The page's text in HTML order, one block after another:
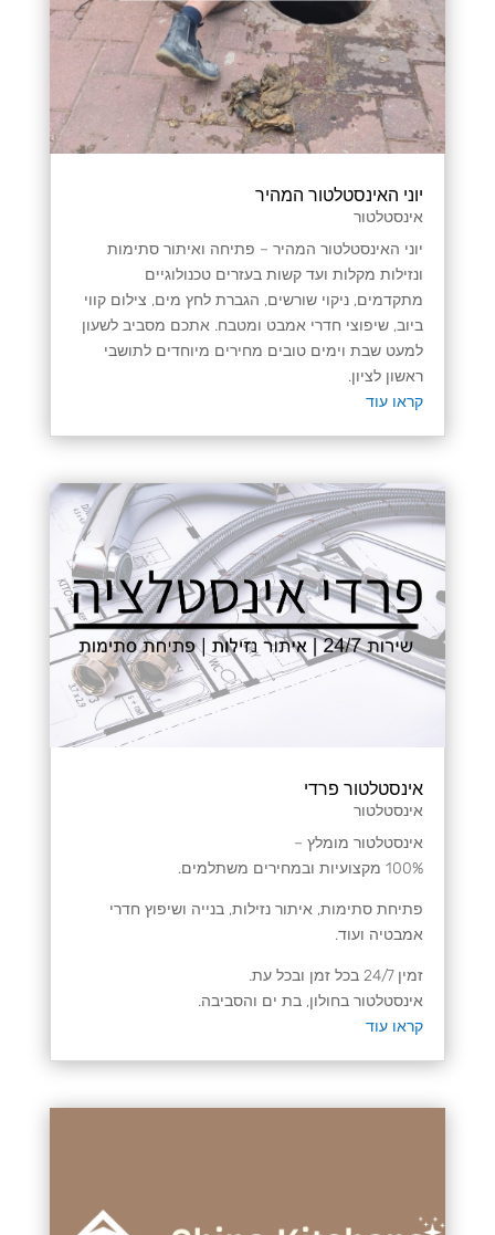
יוני האינסטלטור המהיר
אינסטלטור
יוני האינסטלטור המהיר – פתיחה ואיתור סתימות
ונזילות מקלות ועד קשות בעזרים טכנולוגיים
מתקדמים, ניקוי שורשים, הגברת לחץ מים, צילום קווי
ביוב, שיפוצי חדרי אמבט ומטבח. אתכם מסביב לשעון
למעט שבת וימים טובים מחירים מיוחדים לתושבי
ראשון לציון.
קראו עוד
אינסטלטור פרדי
אינסטלטור
אינסטלטור מומלץ –
100% מקצועיות ובמחירים משתלמים.
פתיחת סתימות, איתור נזילות, בנייה ושיפוץ חדרי
אמבטיה ועוד.
זמין 24/7 בכל זמן ובכל עת.
אינסטלטור בחולון, בת ים והסביבה.
קראו עוד